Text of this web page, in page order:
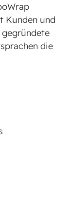
Kunden und
die